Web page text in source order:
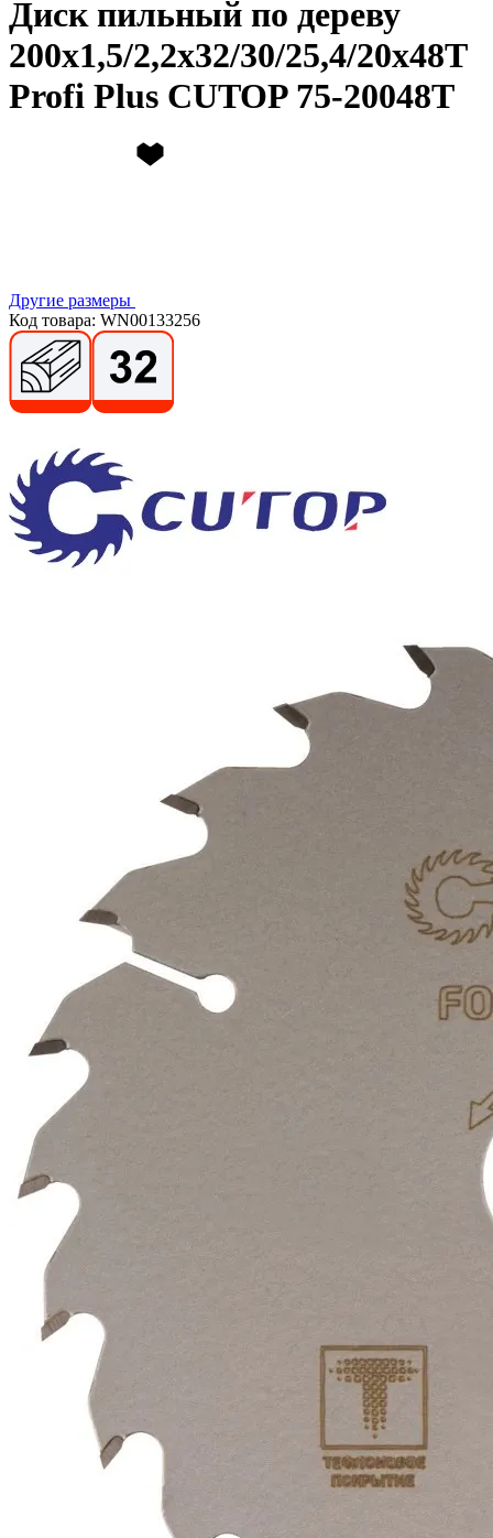
Диск пильный по дереву
200х1,5/2,2х32/30/25,4/20х48Т
Profi Plus CUTOP 75-20048Т
Другие размеры
Код товара: WN00133256